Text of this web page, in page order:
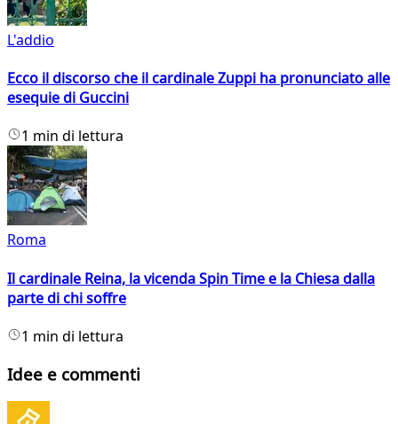
L'addio
Ecco il discorso che il cardinale Zuppi ha pronunciato alle
esequie di Guccini
1 min di lettura
Roma
Il cardinale Reina, la vicenda Spin Time e la Chiesa dalla
parte di chi soffre
1 min di lettura
Idee e commenti